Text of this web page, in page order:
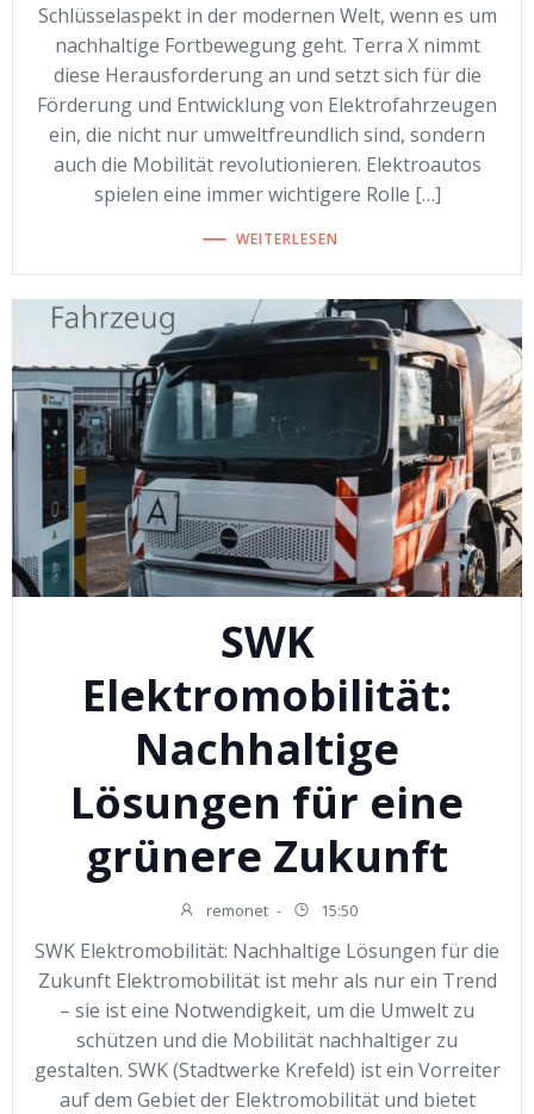
Schlüsselaspekt in der modernen Welt, wenn es um
nachhaltige Fortbewegung geht. Terra X nimmt
diese Herausforderung an und setzt sich für die
Förderung und Entwicklung von Elektrofahrzeugen
ein, die nicht nur umweltfreundlich sind, sondern
auch die Mobilität revolutionieren. Elektroautos
spielen eine immer wichtigere Rolle […]
WEITERLESEN
SWK
Elektromobilität:
Nachhaltige
Lösungen für eine
grünere Zukunft
remonet - 15:50
SWK Elektromobilität: Nachhaltige Lösungen für die
Zukunft Elektromobilität ist mehr als nur ein Trend
– sie ist eine Notwendigkeit, um die Umwelt zu
schützen und die Mobilität nachhaltiger zu
gestalten. SWK (Stadtwerke Krefeld) ist ein Vorreiter
auf dem Gebiet der Elektromobilität und bietet